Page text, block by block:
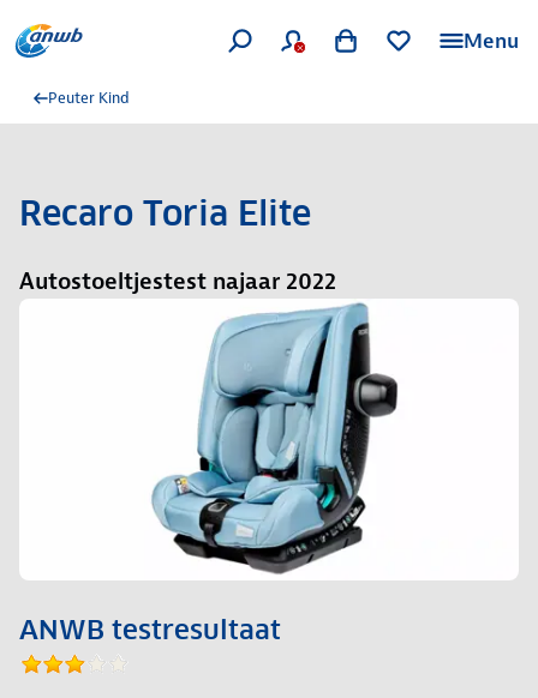
Menu
Peuter Kind
Recaro Toria Elite
Autostoeltjestest najaar 2022
ANWB testresultaat